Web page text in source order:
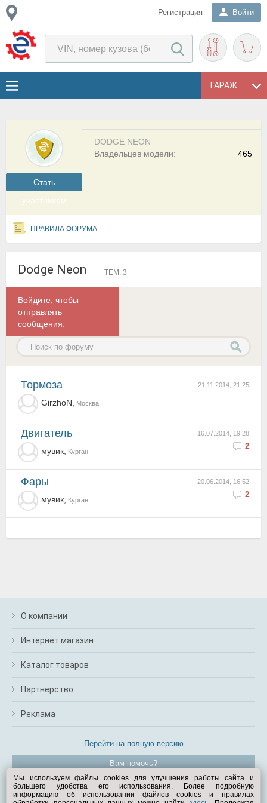
Регистрация Войти
ГАРАЖ
Cтать
участником
DODGE NEON
465
Владельцев модели:
ПРАВИЛА ФОРУМА
Dodge Neon ТЕМ: 3
Войдите , чтобы
отправлять
сообщения.
21.11.2014, 21:25
тормоза
GirzhoN, Москва
16.07.2014, 19:28
2
двигатель
мувик, Курган
20.06.2014, 16:52
2
фары
мувик, Курган
О компании
Интернет магазин
Каталог товаров
Партнерство
Реклама
Перейти на полную версию
Вам помочь?
© Exist.ru 1998—2026
Мы используем файлы cookies для улучшения работы сайта и
большего удобства его использования. Более подробную
информацию об использовании файлов cookies и правилах